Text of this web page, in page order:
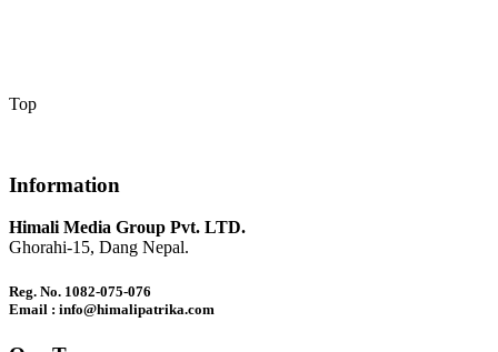
Top
Information
Himali Media Group Pvt. LTD.
Ghorahi-15, Dang Nepal.
Reg. No. 1082-075-076
Email : info@himalipatrika.com